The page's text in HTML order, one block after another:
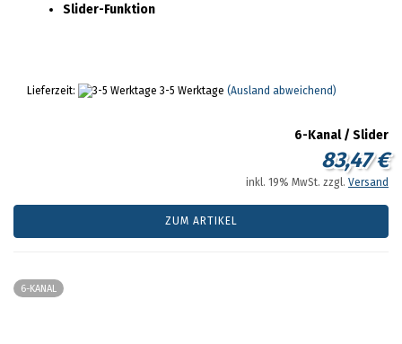
Slider-Funktion
Lieferzeit: 3-5 Werktage (Ausland abweichend)
6-Kanal / Slider
83,47 €
inkl. 19% MwSt. zzgl. Versand
ZUM ARTIKEL
6-KANAL